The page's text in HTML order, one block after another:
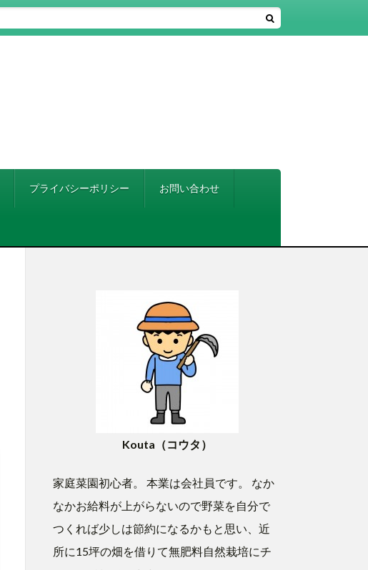
プライバシーポリシー お問い合わせ
Kouta（コウタ）
家庭菜園初心者。 本業は会社員です。 なか
なかお給料が上がらないので野菜を自分で
つくれば少しは節約になるかもと思い、近
所に15坪の畑を借りて無肥料自然栽培にチ